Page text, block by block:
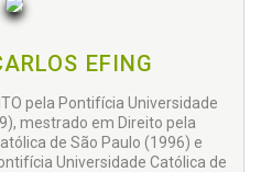
EFING
pela Pontifícia Universidade
mestrado em Direito pela
de São Paulo (1996) e
Universidade Católica de